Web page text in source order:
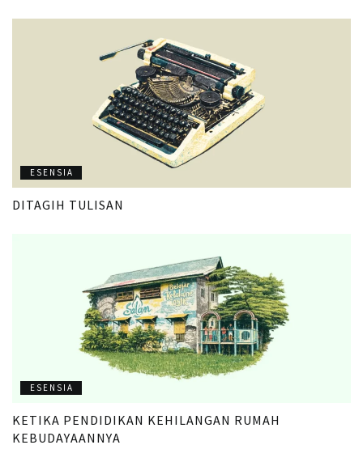
ESENSIA
DITAGIH TULISAN
ESENSIA
KETIKA PENDIDIKAN KEHILANGAN RUMAH
KEBUDAYAANNYA